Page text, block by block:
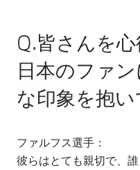
Q.皆さんを
日本のファ
な印象を抱
ファルフス選手：
彼らはとても親切で、